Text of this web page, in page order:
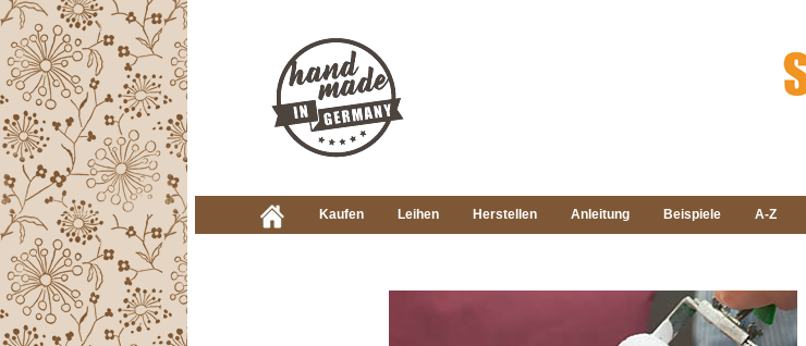
Kaufen Leihen Herstellen Anleitung Beispiele A-Z